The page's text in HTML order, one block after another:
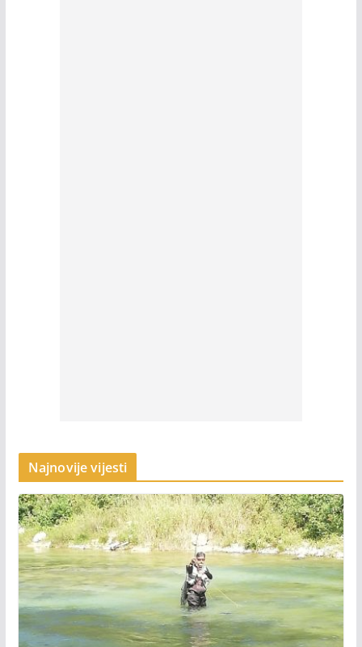
Najnovije vijesti